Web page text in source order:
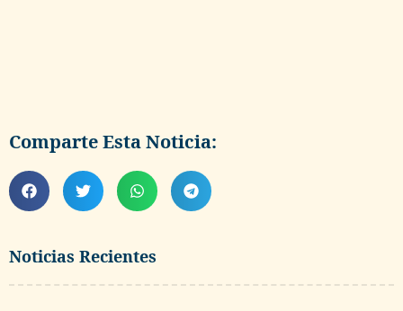
Noticias Recientes
Comparte Esta Noticia: